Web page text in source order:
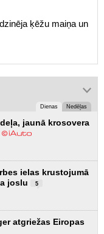
ķēžu maiņa un
Dienas Nedēļas
jaunā krosovera
ielas krustojumā
joslu
5
atgriežas Eiropas